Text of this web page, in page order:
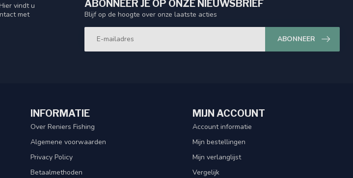
vindt u
met
ABONNEER JE OP ONZE NIEUWSBRIEF
Blijf op de hoogte over onze laatste acties
ABONNEER
INFORMATIE
Over Reniers Fishing
Algemene voorwaarden
Privacy Policy
Betaalmethoden
MIJN ACCOUNT
Account informatie
Mijn bestellingen
Mijn verlanglijst
Vergelijk